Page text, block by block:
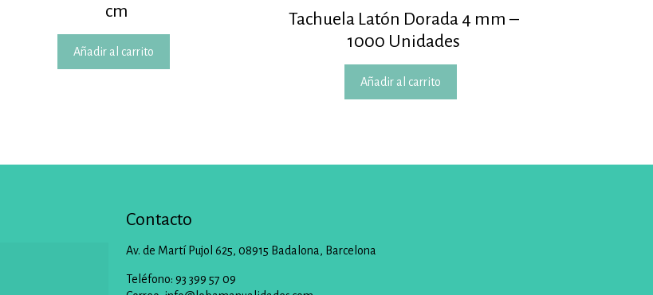
cm
Añadir al carrito
Tachuela Latón Dorada 4 mm –
1000 Unidades
Añadir al carrito
Contacto
Av. de Martí Pujol 625, 08915 Badalona, Barcelona
Teléfono: 93 399 57 09